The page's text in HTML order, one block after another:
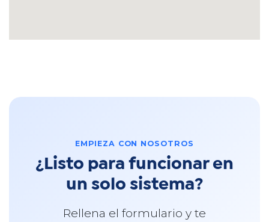
EMPIEZA CON NOSOTROS
¿Listo para funcionar en
un solo sistema?
Rellena el formulario y te